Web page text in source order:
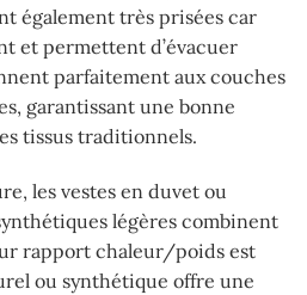
également très prisées car
et permettent d’évacuer
parfaitement aux couches
garantissant une bonne
tissus traditionnels.
les vestes en duvet ou
légères combinent
rapport chaleur/poids est
ou synthétique offre une